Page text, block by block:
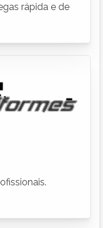
rápida e de